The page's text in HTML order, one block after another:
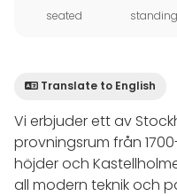
seated standing
Translate to English
Vi erbjuder ett av
provningsrum från
höjder och
all modern teknik och